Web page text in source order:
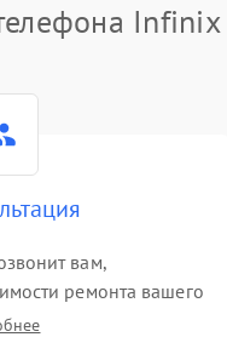
Infinix
вам,
ремонта вашего
на все ваши вопросы.